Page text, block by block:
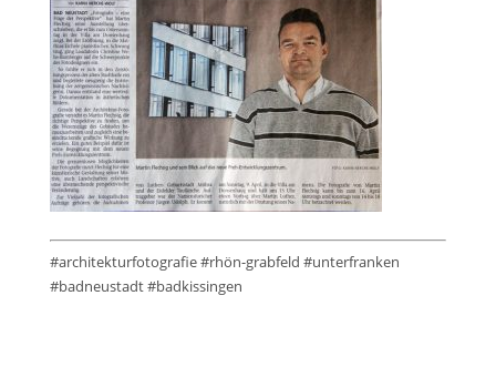
#architekturfotografie #rhön-grabfeld #unterfranken
#badneustadt #badkissingen